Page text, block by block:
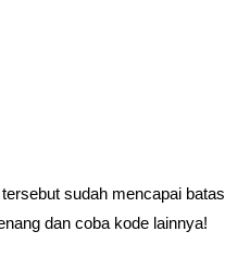
sudah mencapai batas
dan coba kode lainnya!